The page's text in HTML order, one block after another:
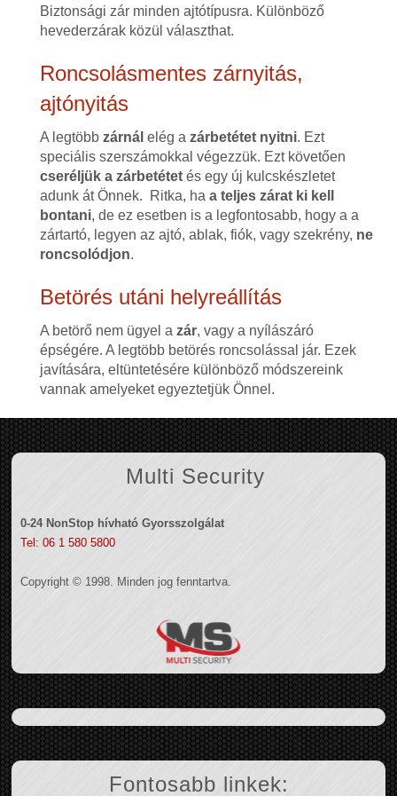
Biztonsági zár minden ajtótípusra. Különböző
hevederzárak közül választhat.
Roncsolásmentes zárnyitás,
ajtónyitás
A legtöbb zárnál elég a zárbetétet nyitni. Ezt
speciális szerszámokkal végezzük. Ezt követően
cseréljük a zárbetétetés egy új kulcskészletet
adunk át Önnek. Ritka, ha a teljes zárat ki kell
bontani, de ez esetben is a legfontosabb, hogy a a
zártartó, legyen az ajtó, ablak, fiók, vagy szekrény, ne
roncsolódjon.
Betörés utáni helyreállítás
A betörő nem ügyel a zár, vagy a nyílászáró
épségére. A legtöbb betörés roncsolással jár. Ezek
javítására, eltüntetésére különböző módszereink
vannak amelyeket egyeztetjük Önnel.
Multi Security
0-24 NonStop hívható Gyorsszolgálat
Tel: 06 1 580 5800
Copyright © 1998. Minden jog fenntartva.
Fontosabb linkek: